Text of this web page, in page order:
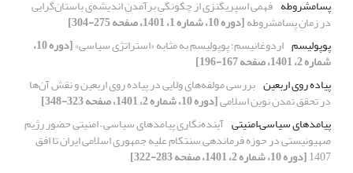
پسامشروطه فهمی اسپریگنزی از چگونگیِ برآمدنِ اندیشه‌ی باستان‌گرایی
در زمانِ پسامشروطه[دوره 10، شماره 1، 1401، صفحه 275-304]
پوپولیسم اردوغانیسم؛ پوپولیسم به مثابه «استراتژی سیاسی» [دوره 10،
شماره 2، 1401، صفحه 167-196]
پیاده روی اربعین بررسی مولفه‌های ولایی در پیاده روی اربعین و نقش آن‌ها
در تحقق تمدن نوین اسلامی[دوره 10، شماره 2، 1401، صفحه 323-348]
پیامدهای سیاسی–امنیتی آینده‌نگاری پیامدهای سیاسی – امنیتی حضور رژیم
صهیونیستی در حوزه فرماندهی سنتکام علیه جمهوری اسلامی ایران تا افق
1407[دوره 10، شماره 2، 1401، صفحه 283-322]